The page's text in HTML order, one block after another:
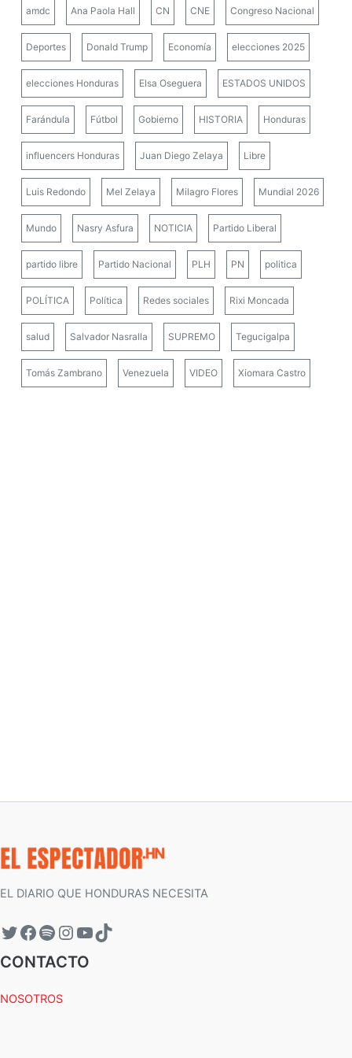
amdc Ana Paola Hall CN CNE Congreso Nacional
Deportes Donald Trump Economía elecciones 2025
elecciones Honduras Elsa Oseguera ESTADOS UNIDOS
Farándula Fútbol Gobierno HISTORIA Honduras
influencers Honduras Juan Diego Zelaya Libre
Luis Redondo Mel Zelaya Milagro Flores Mundial 2026
Mundo Nasry Asfura NOTICIA Partido Liberal
partido libre Partido Nacional PLH PN politica
POLÍTICA Política Redes sociales Rixi Moncada
salud Salvador Nasralla SUPREMO Tegucigalpa
Tomás Zambrano Venezuela VIDEO Xiomara Castro
EL DIARIO QUE HONDURAS NECESITA
CONTACTO
NOSOTROS